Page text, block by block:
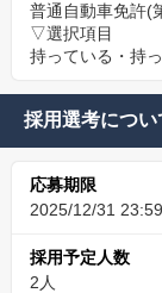
普通自動車免許(
▽選択項目
持っている・持
採用選考につい
応募期限
2025/12/31
採用予定人数
2人